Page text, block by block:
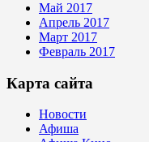
Май 2017
Апрель 2017
Март 2017
Февраль 2017
Карта сайта
Новости
Афиша